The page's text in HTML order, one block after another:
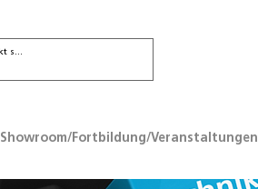
Showroom/Fortbildung/Veranstaltungen